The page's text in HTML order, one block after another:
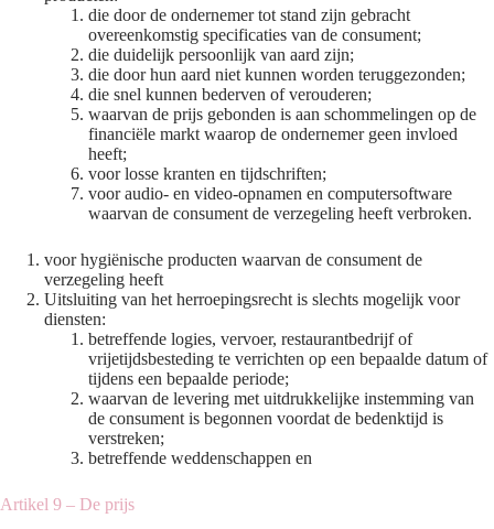
die door de ondernemer tot stand zijn gebracht
overeenkomstig specificaties van de consument;
die duidelijk persoonlijk van aard zijn;
die door hun aard niet kunnen worden teruggezonden;
die snel kunnen bederven of verouderen;
waarvan de prijs gebonden is aan schommelingen op de
financiële markt waarop de ondernemer geen invloed
heeft;
voor losse kranten en tijdschriften;
voor audio- en video-opnamen en computersoftware
waarvan de consument de verzegeling heeft verbroken.
voor hygiënische producten waarvan de consument de
verzegeling heeft
Uitsluiting van het herroepingsrecht is slechts mogelijk voor
diensten:
betreffende logies, vervoer, restaurantbedrijf of
vrijetijdsbesteding te verrichten op een bepaalde datum of
tijdens een bepaalde periode;
waarvan de levering met uitdrukkelijke instemming van
de consument is begonnen voordat de bedenktijd is
verstreken;
betreffende weddenschappen en
Artikel 9 – De prijs